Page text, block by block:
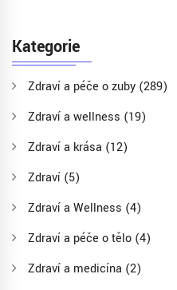
Kategorie
Zdraví a péče o zuby (289)
Zdraví a wellness (19)
Zdraví a krása (12)
Zdraví (5)
Zdraví a Wellness (4)
Zdraví a péče o tělo (4)
Zdraví a medicína (2)